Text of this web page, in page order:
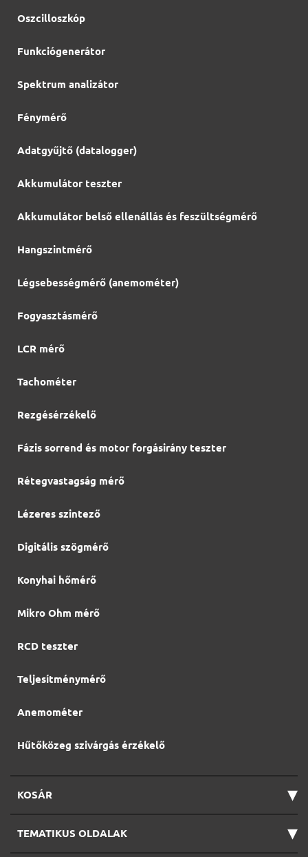
Oszcilloszkóp
Funkciógenerátor
Spektrum analizátor
Fénymérő
Adatgyűjtő (datalogger)
Akkumulátor teszter
Akkumulátor belső ellenállás és feszültségmérő
Hangszintmérő
Légsebességmérő (anemométer)
Fogyasztásmérő
LCR mérő
Tachométer
Rezgésérzékelő
Fázis sorrend és motor forgásirány teszter
Rétegvastagság mérő
Lézeres szintező
Digitális szögmérő
Konyhai hőmérő
Mikro Ohm mérő
RCD teszter
Teljesítménymérő
Anemométer
Hűtőközeg szivárgás érzékelő
KOSÁR ▾
TEMATIKUS OLDALAK ▾